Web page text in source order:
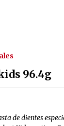
96.4g
de dientes